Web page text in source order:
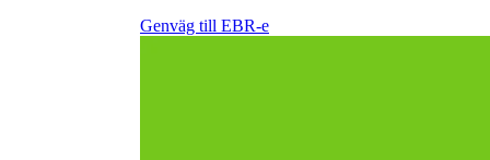
Genväg till EBR-e